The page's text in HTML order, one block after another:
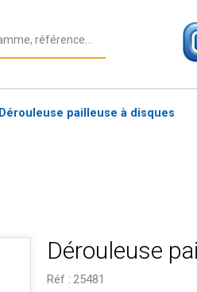
Dérouleuse pailleuse à disques
Dérouleuse
Réf : 25481